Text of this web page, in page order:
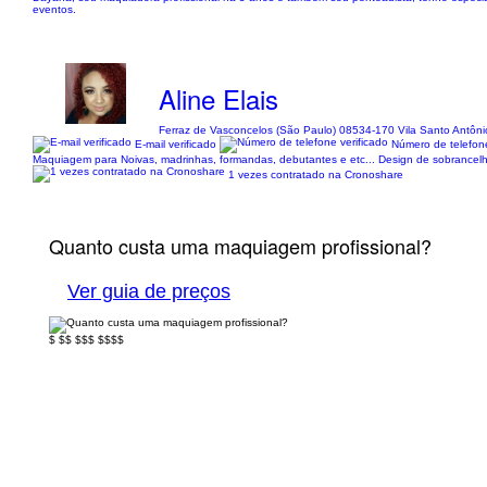
eventos.
Aline Elais
Ferraz de Vasconcelos (São Paulo) 08534-170 Vila Santo
E-mail verificado
Número de
Maquiagem para Noivas, madrinhas, formandas, debutantes e etc... Design de
1 vezes contratado na Cronoshare
Quanto custa uma maquiagem profissional?
Ver guia de preços
$ $$ $$$ $$$$